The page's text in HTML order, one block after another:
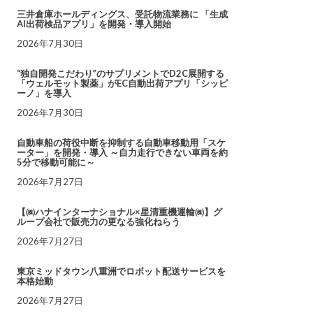
三井倉庫ホールディングス、受託物流業務に 「生成
AI出荷検品アプリ」を開発・導入開始
2026年7月30日
“独自開発こだわり”のサプリメントでD2C展開する
「ウェルモット製薬」がEC自動出荷アプリ「シッピ
ーノ」を導入
2026年7月30日
自動車船の荷役中断を抑制する自動車移動用「スケ
ーター」を開発・導入 ～自力走行できない車両を約
5分で移動可能に～
2026年7月27日
【㈱ハナインターナショナル×星清重機運輸㈱】グ
ループ会社で販売力の更なる強化ねらう
2026年7月27日
東京ミッドタウン八重洲でロボット配送サービスを
本格始動
2026年7月27日